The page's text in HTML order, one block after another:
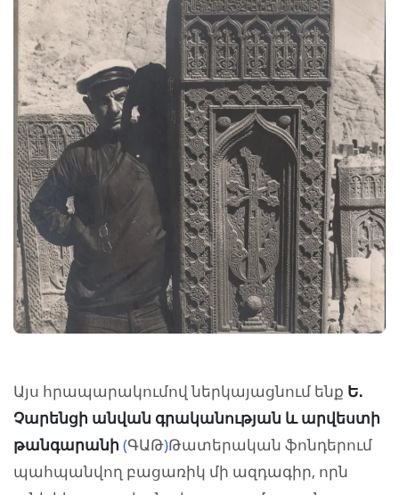
Այս հրապարակումով ներկայացնում ենք Ե․
Չարենցի անվան գրականության և արվեստի
թանգարանի (ԳԱԹ)Թատերական ֆոնդերում
պահպանվող բացառիկ մի ազդագիր, որն